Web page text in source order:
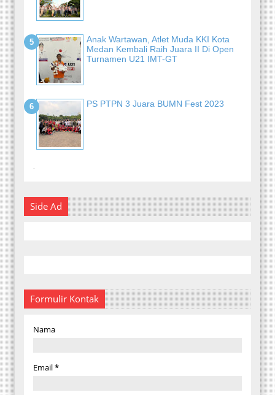
Anak Wartawan, Atlet Muda KKI Kota
Medan Kembali Raih Juara II Di Open
Turnamen U21 IMT-GT
PS PTPN 3 Juara BUMN Fest 2023
-
Side Ad
Formulir Kontak
Nama
Email*